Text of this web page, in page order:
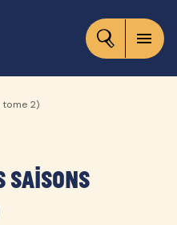
CONTENU
menu
tome 2)
Saisons